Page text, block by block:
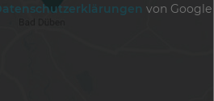
von Google